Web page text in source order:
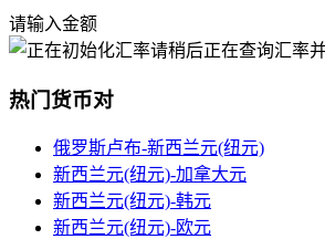
请输入金额
正在查询汇率
热门货币对
俄罗斯卢布-新西兰元(纽元)
新西兰元(纽元)-加拿大元
新西兰元(纽元)-韩元
新西兰元(纽元)-欧元